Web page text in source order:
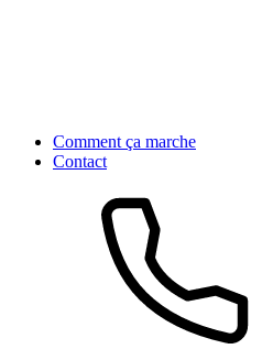
Comment ça marche
Contact